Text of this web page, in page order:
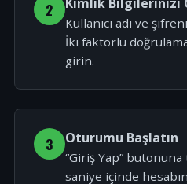
2
Kullanıcı adı ve
İki faktörlü
girin.
3 Oturumu Başlatın
“Giriş Yap” butonuna
saniye içinde